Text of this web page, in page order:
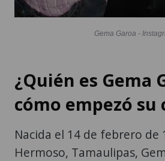
Gema Garoa -
¿Quién es Gema
cómo empezó su
Nacida el 14 de febrero de
Hermoso, Tamaulipas,